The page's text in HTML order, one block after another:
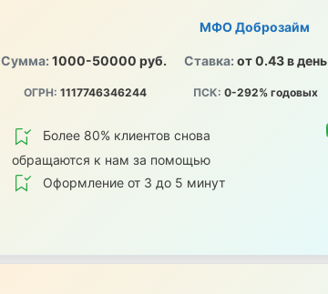
МФО Доброзайм
Сумма: 1000-50000 руб. Ставка: от 0.43 в день
ОГРН: 1117746346244 ПСК: 0-292% годовых
Более 80% клиентов снова
обращаются к нам за помощью
Оформление от 3 до 5 минут